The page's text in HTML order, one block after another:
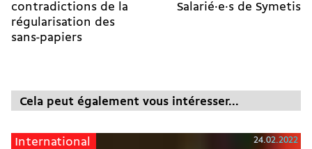
contradictions de la
régularisation des
sans-papiers
Salarié·e·s de Symetis
Cela peut également vous intéresser...
International 24.02.2022